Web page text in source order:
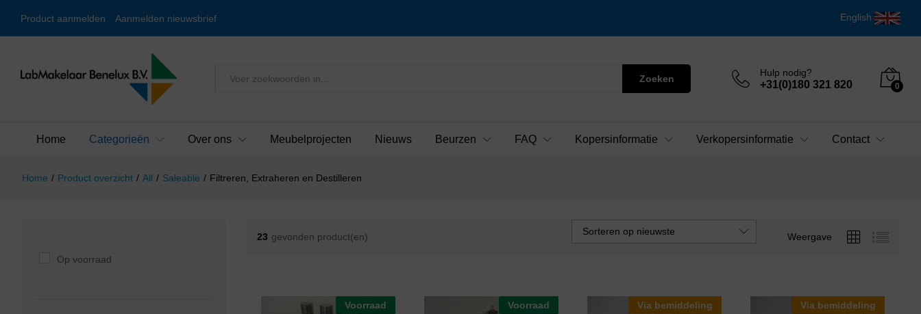
Product aanmelden Aanmelden nieuwsbrief English
Alles Zoeken
Hulp nodig?
+31(0)180 321 820 0
Home Categorieën Over ons Meubelprojecten Nieuws Beurzen FAQ Kopersinformatie Verkopersinformatie Contact
Home / Product overzicht / All / Saleable / Filtreren, Extraheren en Destilleren
23 gevonden product(en) Weergave
Sorteren op nieuwste
Voorraad Voorraad Via bemiddeling Via bemiddeling
Op voorraad